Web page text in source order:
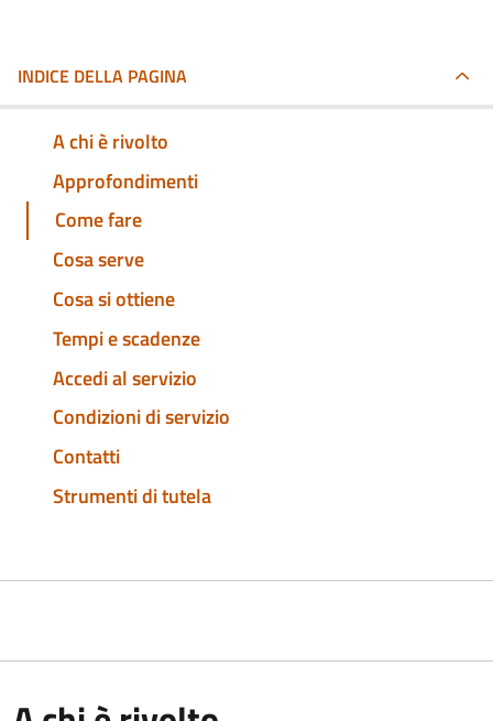
INDICE DELLA PAGINA
A chi è rivolto
Approfondimenti
Come fare
Cosa serve
Cosa si ottiene
Tempi e scadenze
Accedi al servizio
Condizioni di servizio
Contatti
Strumenti di tutela